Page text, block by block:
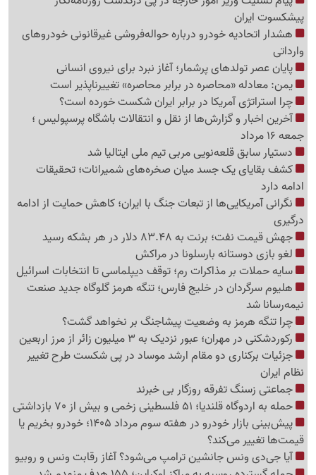
پیشکسوت ایران
هشدار اتحادیه خودرو درباره حواله‌فروشی غیرقانونی خودروهای
وارداتی
پایان عصر تولدهای پرشمار؛ آغاز نبرد برای نیروی انسانی
یمن: معادله «محاصره در برابر محاصره» تغییرناپذیر است
چرا استراتژی آمریکا در برابر ایران شکست خورده است؟
آخرین اخبار و گزارش‌ها از نقل و انتقالات باشگاه پرسپولیس ؛
جمعه 16 مرداد
دستیار سابق قلعه‌نویی مربی تیم ملی ایتالیا شد
کشف بقایای یک جسد میان صخره‌های شمیرانات؛ تحقیقات
ادامه دارد
نگرانی آمریکایی‌ها از تبعات جنگ با ایران؛ کاهش حمایت از ادامه
درگیری
جهش قیمت نفت؛ برنت به 83.48 دلار در هر بشکه رسید
لغو بازی دوستانه بارسلونا در مراکش
سایه حملات بر مذاکرات رم؛ توقف دیپلماسی تا انتخابات اسرائیل
هلیوم سرگردان در خلیج فارس؛ تنگه هرمز گلوگاه جدید صنعت
نیمه‌رسانا شد
چرا تنگه هرمز به وضعیت پیشاجنگ بر نخواهد گشت؟
رکوردشکنی در مهران؛ عبور نزدیک به 3 میلیون زائر از مرز اربعین
جزئیات برکناری دو مقام ارشد موساد در پی شکست طرح تغییر
نظام ایران
جماعتی زسنگ تفرقه روزگار بی خبرند
حمله به اردوگاه قلندیا؛ 51 فلسطینی زخمی و بیش از 70 بازداشتی
پیش‌بینی بازار خودرو در هفته سوم مرداد 1405؛ خودرو بخریم یا
قیمت‌ها تغییر می‌کند؟
آیا جی‌دی ونس جانشین ترامپ می‌شود؟ آغاز رقابت ونس و روبیو